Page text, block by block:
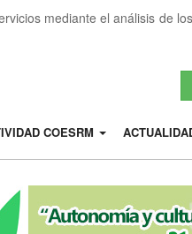
mediante el análisis de
COESRM